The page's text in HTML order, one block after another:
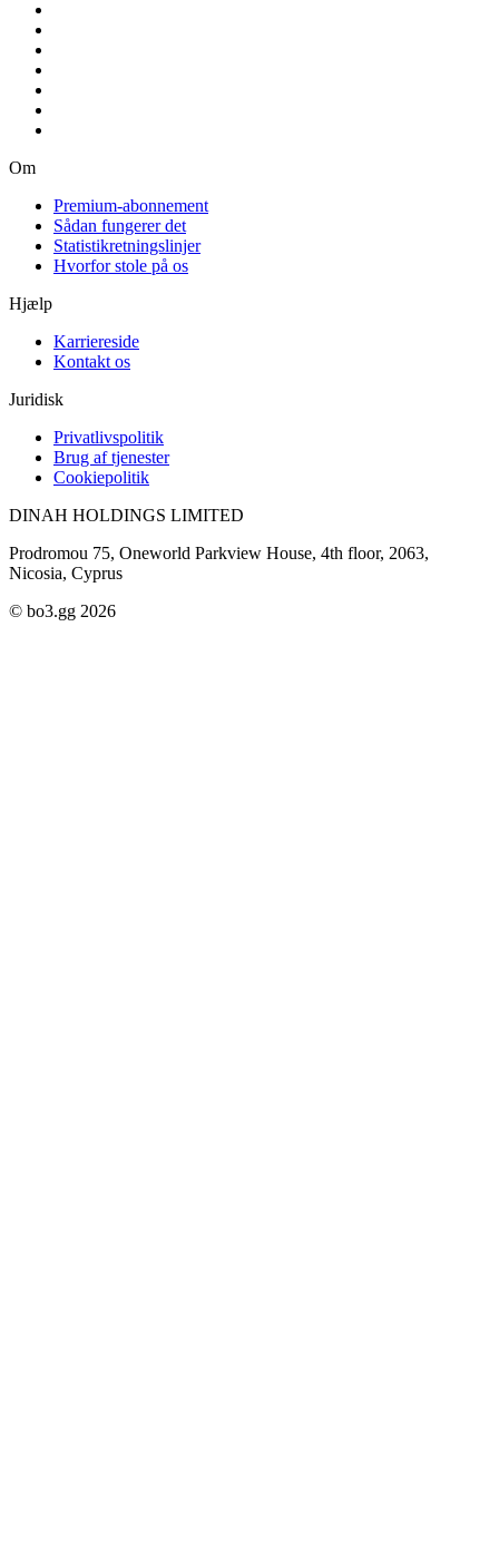
Om
Premium-abonnement
Sådan fungerer det
Statistikretningslinjer
Hvorfor stole på os
Hjælp
Karriereside
Kontakt os
Juridisk
Privatlivspolitik
Brug af tjenester
Cookiepolitik
DINAH HOLDINGS LIMITED
Prodromou 75, Oneworld Parkview House, 4th floor, 2063,
Nicosia, Cyprus
© bo3.gg 2026